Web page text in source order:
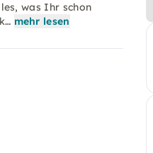
was Ihr schon
mehr lesen